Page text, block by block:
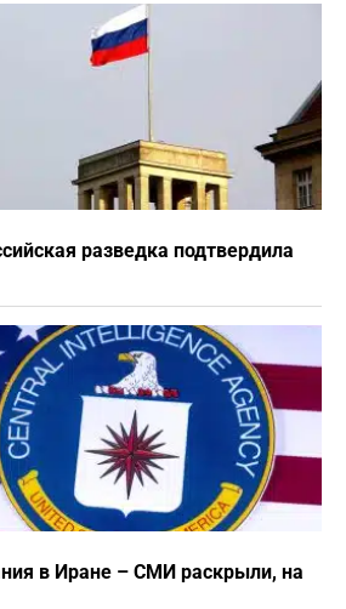
разведка подтвердила
в Иране – СМИ раскрыли, на